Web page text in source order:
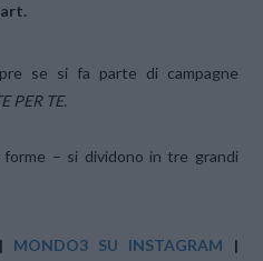
se si fa parte di campagne
PER TE.
– si dividono in tre grandi
MONDO3 SU INSTAGRAM |